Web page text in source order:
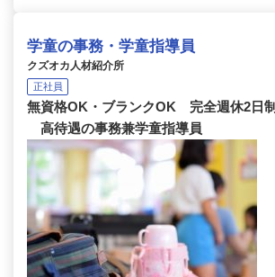
学童の事務・学童指導員
クズオカ人材紹介所
正社員
無資格OK・ブランクOK 完全週休2日制
高待遇の事務兼学童指導員